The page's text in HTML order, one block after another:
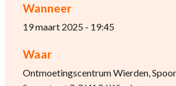
Wanneer
19 maart 2025 - 19:45
Waar
Ontmoetingscentrum Wierden,